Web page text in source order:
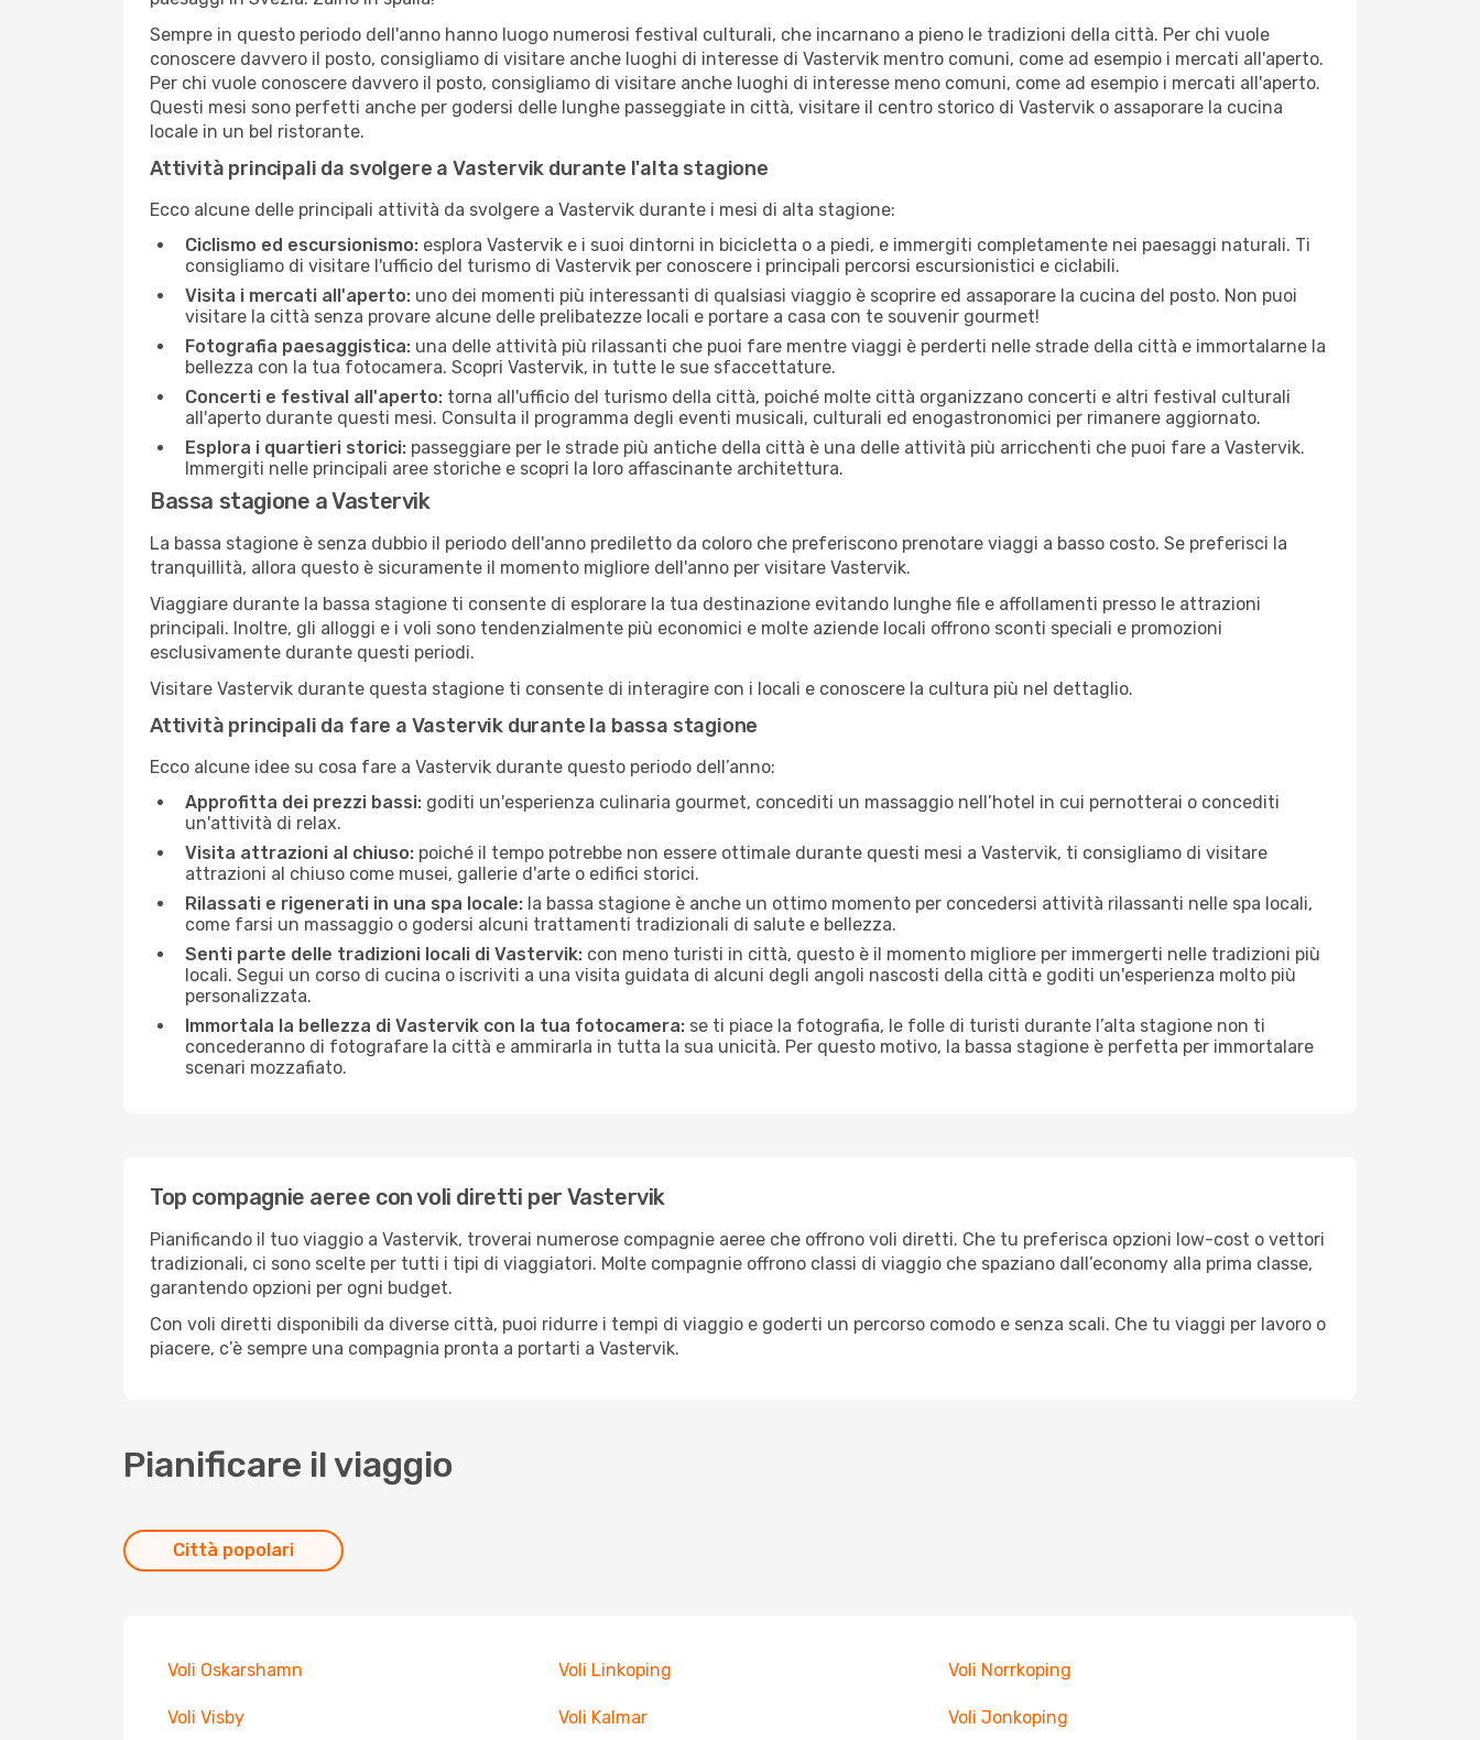
Sempre in questo periodo dell'anno hanno luogo numerosi festival culturali, che incarnano a pieno le tradizioni della città. Per chi vuole
conoscere davvero il posto, consigliamo di visitare anche luoghi di interesse di Vastervik mentro comuni, come ad esempio i mercati all'aperto.
Per chi vuole conoscere davvero il posto, consigliamo di visitare anche luoghi di interesse meno comuni, come ad esempio i mercati all'aperto.
Questi mesi sono perfetti anche per godersi delle lunghe passeggiate in città, visitare il centro storico di Vastervik o assaporare la cucina
locale in un bel ristorante.
Attività principali da svolgere a Vastervik durante l'alta stagione
Ecco alcune delle principali attività da svolgere a Vastervik durante i mesi di alta stagione:
Ciclismo ed escursionismo: esplora Vastervik e i suoi dintorni in bicicletta o a piedi, e immergiti completamente nei paesaggi naturali. Ti
consigliamo di visitare l'ufficio del turismo di Vastervik per conoscere i principali percorsi escursionistici e ciclabili.
Visita i mercati all'aperto: uno dei momenti più interessanti di qualsiasi viaggio è scoprire ed assaporare la cucina del posto. Non puoi
visitare la città senza provare alcune delle prelibatezze locali e portare a casa con te souvenir gourmet!
Fotografia paesaggistica: una delle attività più rilassanti che puoi fare mentre viaggi è perderti nelle strade della città e immortalarne la
bellezza con la tua fotocamera. Scopri Vastervik, in tutte le sue sfaccettature.
Concerti e festival all'aperto: torna all'ufficio del turismo della città, poiché molte città organizzano concerti e altri festival culturali
all'aperto durante questi mesi. Consulta il programma degli eventi musicali, culturali ed enogastronomici per rimanere aggiornato.
Esplora i quartieri storici: passeggiare per le strade più antiche della città è una delle attività più arricchenti che puoi fare a Vastervik.
Immergiti nelle principali aree storiche e scopri la loro affascinante architettura.
Bassa stagione a Vastervik
La bassa stagione è senza dubbio il periodo dell'anno prediletto da coloro che preferiscono prenotare viaggi a basso costo. Se preferisci la
tranquillità, allora questo è sicuramente il momento migliore dell'anno per visitare Vastervik.
Viaggiare durante la bassa stagione ti consente di esplorare la tua destinazione evitando lunghe file e affollamenti presso le attrazioni
principali. Inoltre, gli alloggi e i voli sono tendenzialmente più economici e molte aziende locali offrono sconti speciali e promozioni
esclusivamente durante questi periodi.
Visitare Vastervik durante questa stagione ti consente di interagire con i locali e conoscere la cultura più nel dettaglio.
Attività principali da fare a Vastervik durante la bassa stagione
Ecco alcune idee su cosa fare a Vastervik durante questo periodo dell’anno:
Approfitta dei prezzi bassi: goditi un'esperienza culinaria gourmet, concediti un massaggio nell’hotel in cui pernotterai o concediti
un'attività di relax.
Visita attrazioni al chiuso: poiché il tempo potrebbe non essere ottimale durante questi mesi a Vastervik, ti consigliamo di visitare
attrazioni al chiuso come musei, gallerie d'arte o edifici storici.
Rilassati e rigenerati in una spa locale: la bassa stagione è anche un ottimo momento per concedersi attività rilassanti nelle spa locali,
come farsi un massaggio o godersi alcuni trattamenti tradizionali di salute e bellezza.
Senti parte delle tradizioni locali di Vastervik: con meno turisti in città, questo è il momento migliore per immergerti nelle tradizioni più
locali. Segui un corso di cucina o iscriviti a una visita guidata di alcuni degli angoli nascosti della città e goditi un'esperienza molto più
personalizzata.
Immortala la bellezza di Vastervik con la tua fotocamera: se ti piace la fotografia, le folle di turisti durante l’alta stagione non ti
concederanno di fotografare la città e ammirarla in tutta la sua unicità. Per questo motivo, la bassa stagione è perfetta per immortalare
scenari mozzafiato.
Top compagnie aeree con voli diretti per Vastervik
Pianificando il tuo viaggio a Vastervik, troverai numerose compagnie aeree che offrono voli diretti. Che tu preferisca opzioni low-cost o vettori
tradizionali, ci sono scelte per tutti i tipi di viaggiatori. Molte compagnie offrono classi di viaggio che spaziano dall’economy alla prima classe,
garantendo opzioni per ogni budget.
Con voli diretti disponibili da diverse città, puoi ridurre i tempi di viaggio e goderti un percorso comodo e senza scali. Che tu viaggi per lavoro o
piacere, c’è sempre una compagnia pronta a portarti a Vastervik.
Pianificare il viaggio
Città popolari
Voli Oskarshamn Voli Linkoping Voli Norrkoping
Voli Visby Voli Kalmar Voli Jonkoping